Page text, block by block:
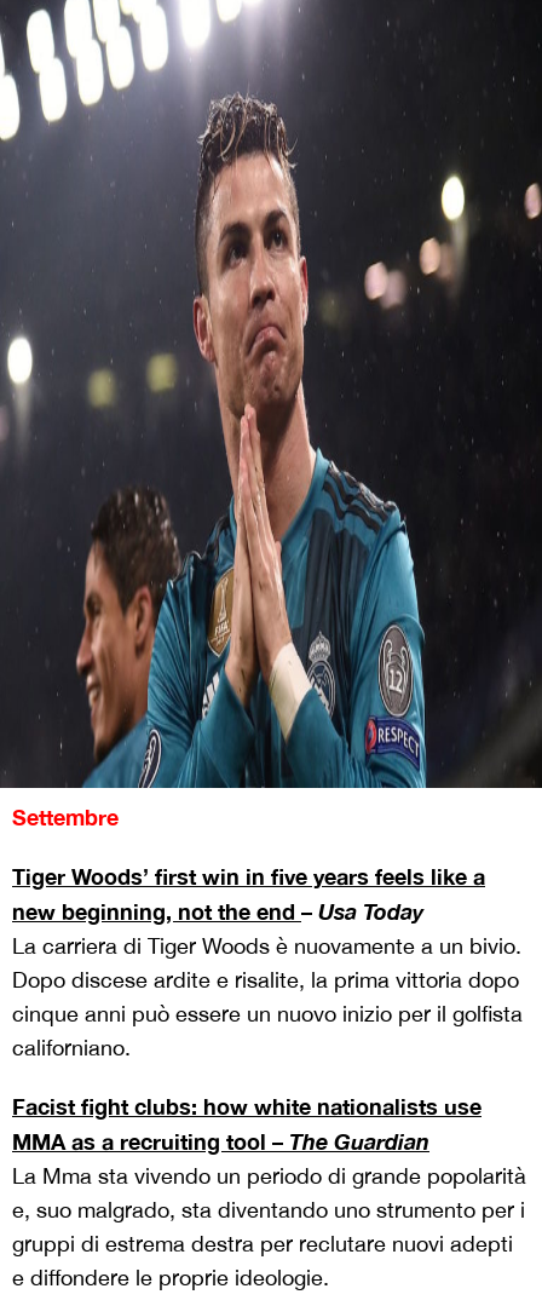
Settembre
Tiger Woods’ first win in five years feels like a
new beginning, not the end – Usa Today
La carriera di Tiger Woods è nuovamente a un bivio.
Dopo discese ardite e risalite, la prima vittoria dopo
cinque anni può essere un nuovo inizio per il golfista
californiano.
Facist fight clubs: how white nationalists use
MMA as a recruiting tool – The Guardian
La Mma sta vivendo un periodo di grande popolarità
e, suo malgrado, sta diventando uno strumento per i
gruppi di estrema destra per reclutare nuovi adepti
e diffondere le proprie ideologie.